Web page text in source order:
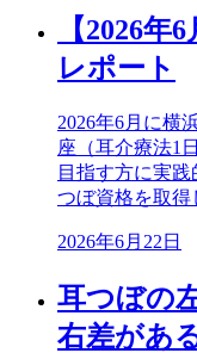
【2026年
レポート
2026年6月に横
座（耳介療法1
目指す方に実
つぼ資格を取得
2026年6月22日
耳つぼの
右差があ